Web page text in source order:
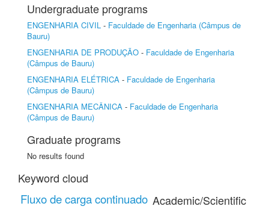
Undergraduate programs
ENGENHARIA CIVIL - Faculdade de Engenharia (Câmpus de
Bauru)
ENGENHARIA DE PRODUÇÃO - Faculdade de Engenharia
(Câmpus de Bauru)
ENGENHARIA ELÉTRICA - Faculdade de Engenharia
(Câmpus de Bauru)
ENGENHARIA MECÂNICA - Faculdade de Engenharia
(Câmpus de Bauru)
Graduate programs
No results found
Keyword cloud
Fluxo de carga continuado Academic/Scientific